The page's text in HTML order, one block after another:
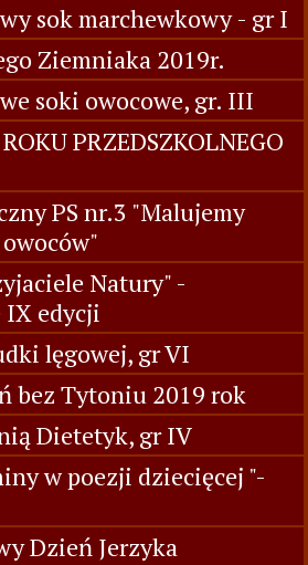
sok marchewkowy - gr I
Ziemniaka 2019r.
soki owocowe, gr. III
PRZEDSZKOLNEGO
PS nr.3 "Malujemy
Natury" -
IX edycji
lęgowej, gr VI
bez Tytoniu 2019 rok
Dietetyk, gr IV
w poezji dziecięcej "-
Dzień Jerzyka